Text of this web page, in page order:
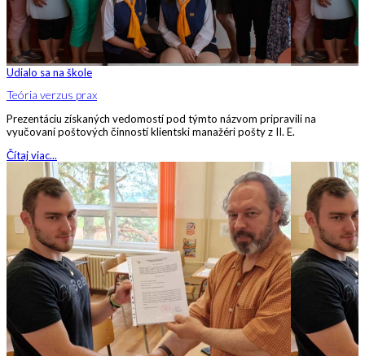
Udialo sa na škole
Teória verzus prax
Prezentáciu získaných vedomostí pod týmto názvom pripravili na
vyučovaní poštových činností klientski manažéri pošty z II. E.
Čítaj viac...